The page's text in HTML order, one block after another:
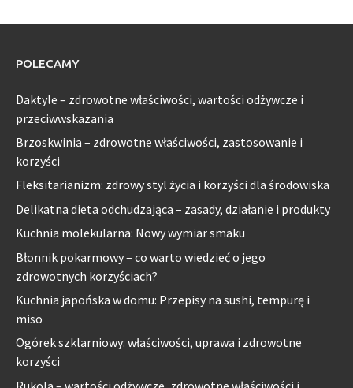
POLECAMY
Daktyle – zdrowotne właściwości, wartości odżywcze i
przeciwwskazania
Brzoskwinia – zdrowotne właściwości, zastosowanie i
korzyści
Fleksitarianizm: zdrowy styl życia i korzyści dla środowiska
Delikatna dieta odchudzająca – zasady, działanie i produkty
Kuchnia molekularna: Nowy wymiar smaku
Błonnik pokarmowy – co warto wiedzieć o jego
zdrowotnych korzyściach?
Kuchnia japońska w domu: Przepisy na sushi, tempurę i
miso
Ogórek szklarniowy: właściwości, uprawa i zdrowotne
korzyści